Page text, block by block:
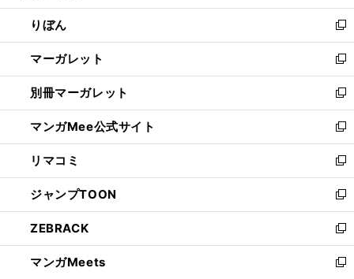
開
く
ウ
で
開
く
ン
ド
ウ
で
開
く
ウ
ィ
ン
ド
ウ
で
開
く
りぼん
新
し
い
ウ
ィ
ン
ド
ウ
で
開
く
マーガレット
新
し
い
ウ
ィ
ン
ド
ウ
で
開
く
別冊マーガレット
新
し
い
ウ
ィ
ン
ド
ウ
で
開
く
マンガMee公式サイト
新
し
い
ウ
ィ
ン
ド
ウ
で
リマコミ
新
し
い
ウ
ィ
ン
ド
ジャンプTOON
新
し
い
ウ
ィ
ZEBRACK
新
し
い
マンガMeets
新